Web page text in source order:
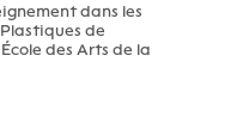
dans les
de
des Arts de la